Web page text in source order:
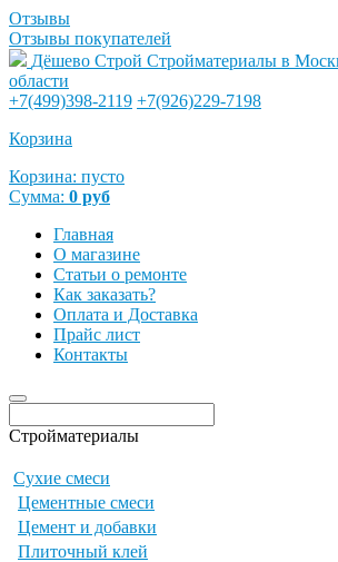
Отзывы
Отзывы покупателей
Дёшево Строй Стройматериалы в
области
+7(499)398-2119 +7(926)229-7198
Корзина
Корзина: пусто
Сумма: 0 руб
Главная
О магазине
Статьи о ремонте
Как заказать?
Оплата и Доставка
Прайс лист
Контакты
Стройматериалы
Сухие смеси
Цементные смеси
Цемент и добавки
Плиточный клей